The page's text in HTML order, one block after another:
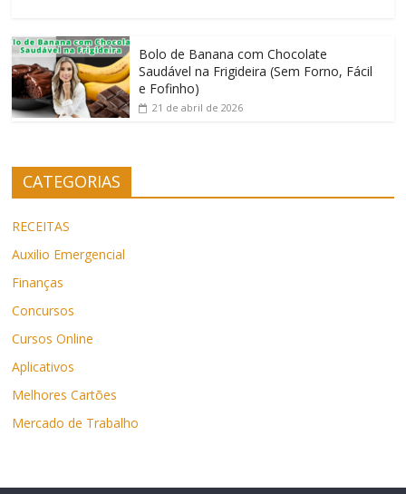
Bolo de Banana com Chocolate
Saudável na Frigideira (Sem Forno, Fácil
e Fofinho)
21 de abril de 2026
CATEGORIAS
RECEITAS
Auxilio Emergencial
Finanças
Concursos
Cursos Online
Aplicativos
Melhores Cartões
Mercado de Trabalho